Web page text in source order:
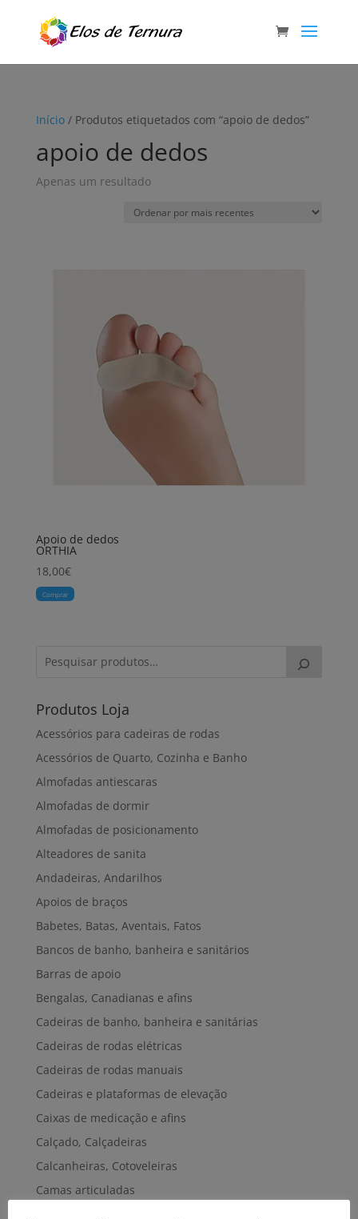
Início/ Produtos etiquetados com “apoio de dedos”
apoio de dedos
Apenas um resultado
Apoio de dedos
ORTHIA
18,00€
Comprar
Produtos Loja
Acessórios para cadeiras de rodas
Acessórios de Quarto, Cozinha e Banho
Almofadas antiescaras
Almofadas de dormir
Almofadas de posicionamento
Alteadores de sanita
Andadeiras, Andarilhos
Apoios de braços
Babetes, Batas, Aventais, Fatos
Bancos de banho, banheira e sanitários
Barras de apoio
Bengalas, Canadianas e afins
Cadeiras de banho, banheira e sanitárias
Cadeiras de rodas elétricas
Cadeiras de rodas manuais
Cadeiras e plataformas de elevação
Caixas de medicação e afins
Calçado, Calçadeiras
Calcanheiras, Cotoveleiras
Camas articuladas